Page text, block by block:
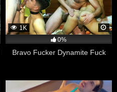
1K
0%
Bravo Fucker Dynamite Fuck